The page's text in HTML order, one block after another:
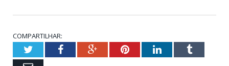
COMPARTILHAR:
TwitterFacebookGoogle+PinterestLinkedInTumblr